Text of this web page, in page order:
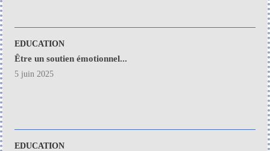
EDUCATION
Être un soutien émotionnel...
5 juin 2025
EDUCATION